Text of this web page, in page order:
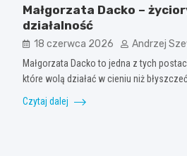
Małgorzata Dacko –
działalność
18 czerwca 2026 Andrzej
Małgorzata Dacko to jedna z tych
które wolą działać w cieniu niż błyszczeć…
Czytaj dalej